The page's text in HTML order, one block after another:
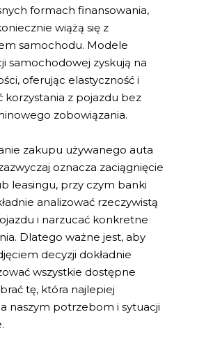
formach finansowania,
wiążą się z
samochodu. Modele
samochodowej zyskują na
oferując elastyczność i
korzystania z pojazdu bez
zobowiązania.
zakupu używanego auta
oznacza zaciągnięcie
leasingu, przy czym banki
analizować rzeczywistą
i narzucać konkretne
Dlatego ważne jest, aby
decyzji dokładnie
wszystkie dostępne
tę, która najlepiej
naszym potrzebom i sytuacji